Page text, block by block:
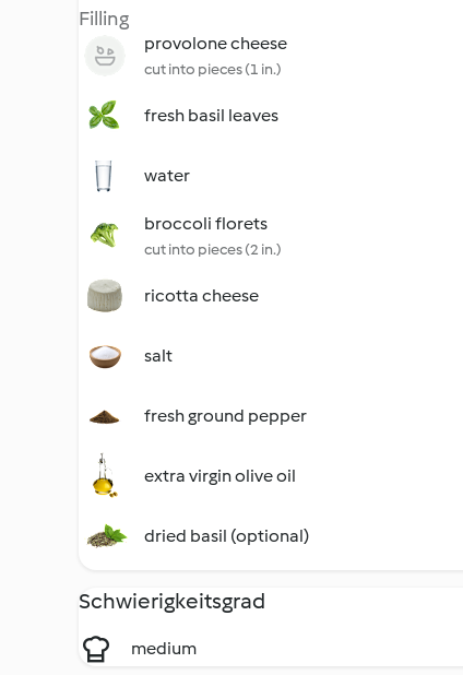
Filling
provolone cheese
cut into pieces (1 in.)
fresh basil leaves
water
broccoli florets
cut into pieces (2 in.)
ricotta cheese
salt
fresh ground pepper
extra virgin olive oil
dried basil (optional)
Schwierigkeitsgrad
medium